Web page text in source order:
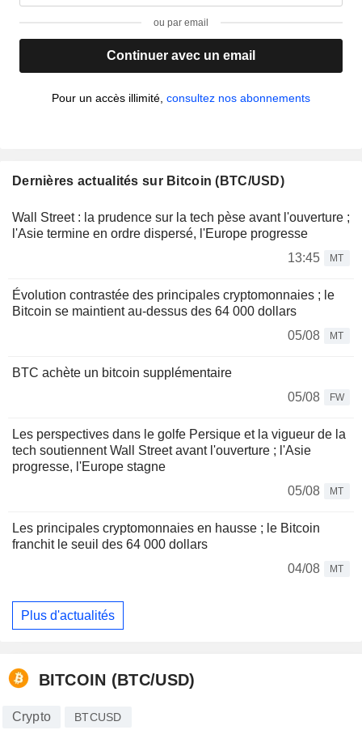
ou par email
Continuer avec un email
Pour un accès illimité, consultez nos abonnements
Dernières actualités sur Bitcoin (BTC/USD)
Wall Street : la prudence sur la tech pèse avant l'ouverture ;
l'Asie termine en ordre dispersé, l'Europe progresse
13:45
MT
Évolution contrastée des principales cryptomonnaies ; le
Bitcoin se maintient au-dessus des 64 000 dollars
05/08
MT
BTC achète un bitcoin supplémentaire
05/08
FW
Les perspectives dans le golfe Persique et la vigueur de la
tech soutiennent Wall Street avant l'ouverture ; l'Asie
progresse, l'Europe stagne
05/08
MT
Les principales cryptomonnaies en hausse ; le Bitcoin
franchit le seuil des 64 000 dollars
04/08
MT
Plus d'actualités
BITCOIN (BTC/USD)
Crypto BTCUSD